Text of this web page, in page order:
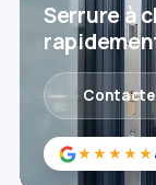
★★★★★
Serrure à